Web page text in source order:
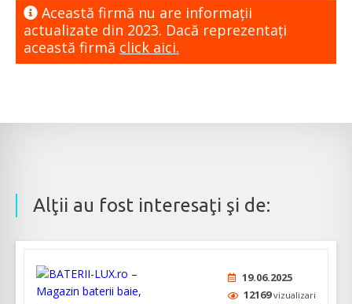
Această firmă nu are informaţii
actualizate din 2023. Dacă reprezentaţi
această firmă click aici.
Alţii au fost interesaţi şi de:
19.06.2025
12169vizualizari